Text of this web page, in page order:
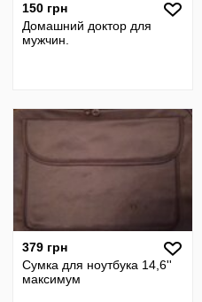
150 грн
Домашний доктор для
мужчин.
379 грн
Сумка для ноутбука 14,6''
максимум